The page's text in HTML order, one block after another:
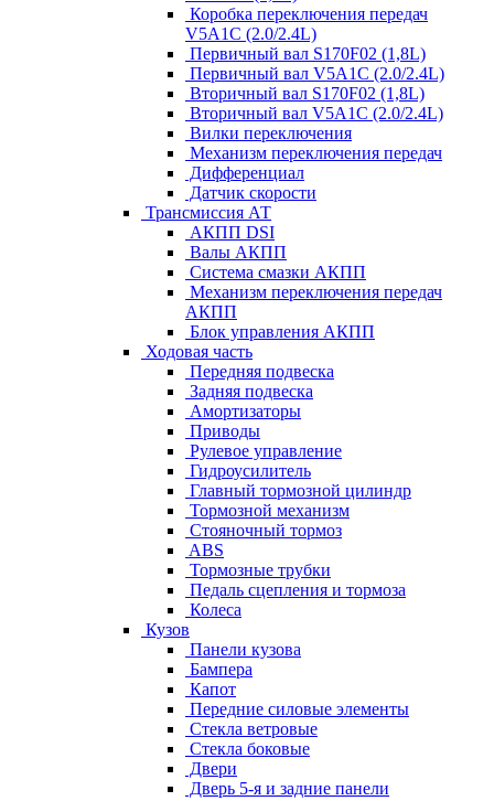
Коробка переключения передач
V5A1C (2.0/2.4L)
Первичный вал S170F02 (1,8L)
Первичный вал V5A1C (2.0/2.4L)
Вторичный вал S170F02 (1,8L)
Вторичный вал V5A1C (2.0/2.4L)
Вилки переключения
Механизм переключения передач
Дифференциал
Датчик скорости
Трансмиссия АТ
АКПП DSI
Валы АКПП
Система смазки АКПП
Механизм переключения передач
АКПП
Блок управления АКПП
Ходовая часть
Передняя подвеска
Задняя подвеска
Амортизаторы
Приводы
Рулевое управление
Гидроусилитель
Главный тормозной цилиндр
Тормозной механизм
Стояночный тормоз
ABS
Тормозные трубки
Педаль сцепления и тормоза
Колеса
Кузов
Панели кузова
Бампера
Капот
Передние силовые элементы
Стекла ветровые
Стекла боковые
Двери
Дверь 5-я и задние панели